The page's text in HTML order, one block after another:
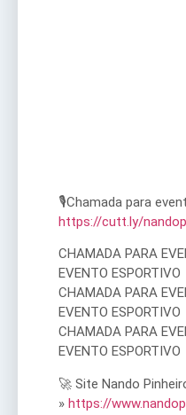
🎙Chamada para
https://cutt.ly/
CHAMADA PARA
EVENTO ESPORTIVO
CHAMADA PARA
EVENTO ESPORTIVO
CHAMADA PARA
EVENTO ESPORTIVO
🚀 Site Nando
» https://